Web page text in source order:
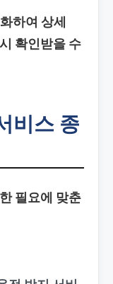
하여 상세
확인받을 수
비스 종
필요에 맞춘